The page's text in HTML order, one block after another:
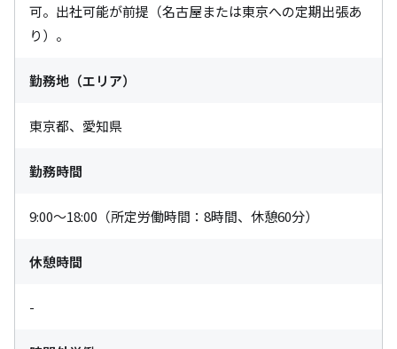
可。出社可能が前提（名古屋または東京への定期出張あ
り）。
勤務地（エリア）
東京都、愛知県
勤務時間
9:00〜18:00（所定労働時間：8時間、休憩60分）
休憩時間
-